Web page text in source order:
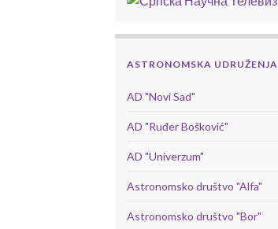
ASTRONOMSKA UDRUŽENJA
AD "Novi Sad"
AD "Ruđer Bošković"
AD "Univerzum"
Astronomsko društvo "Alfa"
Astronomsko društvo "Bor"